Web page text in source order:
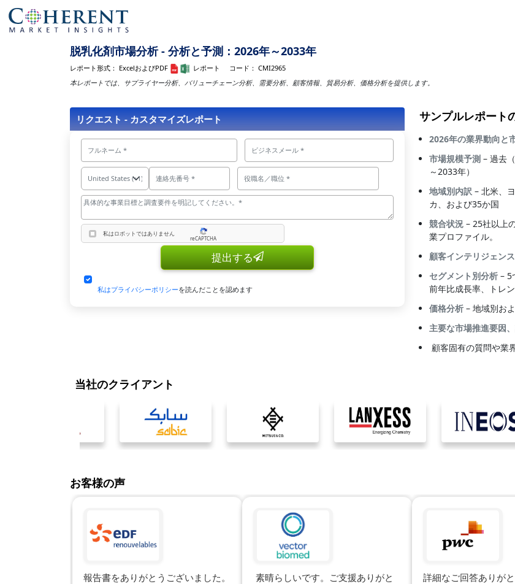
脱乳化剤市場分析 - 分析と予測：2026年～2033年
レポート形式： ExcelおよびPDF レポート コード： CMI2965
本レポートでは、サプライヤー分析、バリューチェーン分析、需要分析、顧客情報、貿易分析、価格分析を提供します。
リクエスト - カスタマイズレポート
私はロボットではありません
私はロボットではありません
reCAPTCHA
提出する
私はプライバシーポリシーを読んだことを認めます
サンプルレポート
2026年の業界動向と
市場規模予測 – 過去
～2033年）
地域別内訳 – 北米、
カ、および35か国
競合状況 – 25社以上
業プロファイル。
顧客インテリジェンス
セグメント別分析 – 5
前年比成長率、トレ
価格分析 – 地域別お
主要な市場推進要因
顧客固有の質問や業
当社のクライアント
お客様の声
報告書をありがとうございました。
素晴らしいです。ご支援ありがと
詳細なご回答ありが